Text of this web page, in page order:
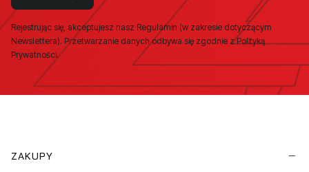
Rejestrując się, akceptujesz nasz Regulamin (w zakresie dotyczącym
Newslettera). Przetwarzanie danych odbywa się zgodnie z Polityką
Prywatności.
ZAKUPY